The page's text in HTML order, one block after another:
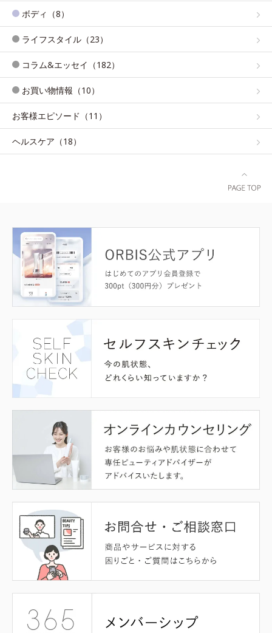
ボディ（8）
ライフスタイル（23）
コラム&エッセイ（182）
お買い物情報（10）
お客様エピソード（11）
ヘルスケア（18）